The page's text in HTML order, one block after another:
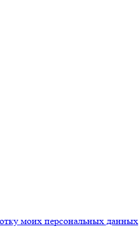
моих персональных данных